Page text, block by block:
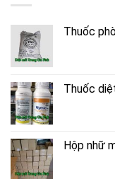
Thuốc
Thuốc
Hộp nhữ